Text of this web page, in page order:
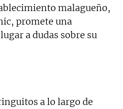
malagueño,
promete una
a dudas sobre su
a lo largo de